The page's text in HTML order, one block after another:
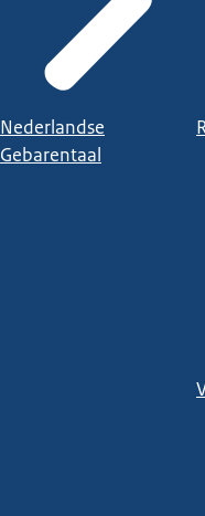
Nederlandse
Gebarentaal